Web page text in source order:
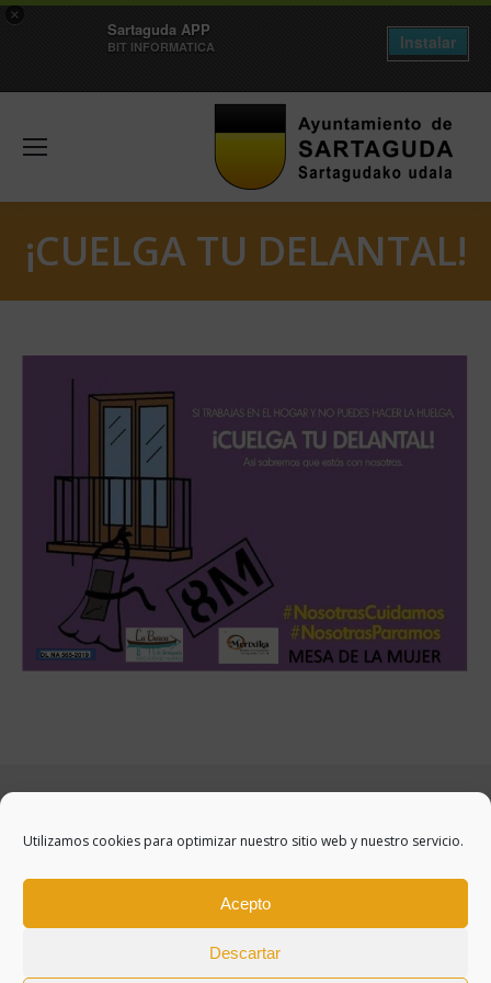
×
Sartaguda APP
BIT INFORMATICA Instalar
Utilizamos cookies para optimizar nuestro sitio web y nuestro servicio.
Acepto
Descartar
¡CUELGA TU DELANTAL!